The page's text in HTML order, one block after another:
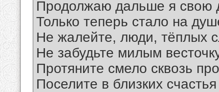
Продолжаю дальше я свою
Только теперь стало на
Не жалейте, люди, тёплых
Не забудьте милым
Протяните смело сквозь
Поселите в близких